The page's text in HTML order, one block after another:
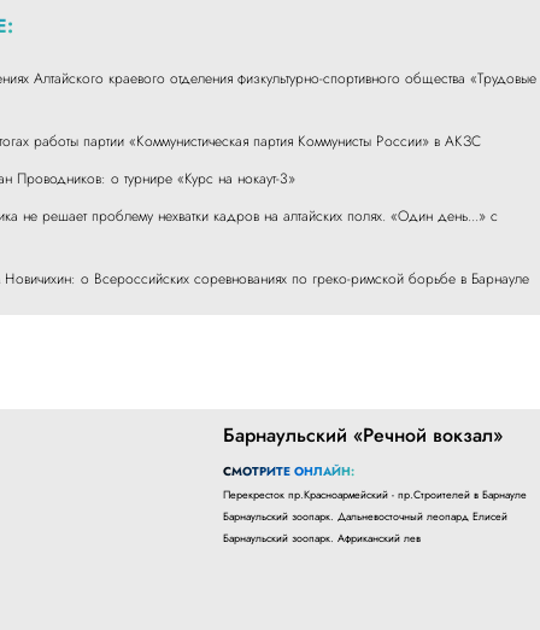
Алтайского краевого отделения физкультурно-спортивного общества «Трудовые
работы партии «Коммунистическая партия Коммунисты России» в АКЗС
Проводников: о турнире «Курс на нокаут-3»
не решает проблему нехватки кадров на алтайских полях. «Один день...» с
о Всероссийских соревнованиях по греко-римской борьбе в Барнауле
Барнаульский «Речной вокзал»
СМОТРИТЕ ОНЛАЙН:
Перекресток пр.Красноармейский - пр.Строителей в Барнауле
Барнаульский зоопарк. Дальневосточный леопард Елисей
Барнаульский зоопарк. Африканский лев